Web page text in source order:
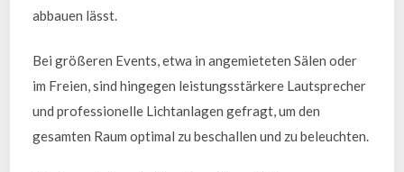
abbauen lässt.
Bei größeren Events, etwa in angemieteten Sälen oder
im Freien, sind hingegen leistungsstärkere Lautsprecher
und professionelle Lichtanlagen gefragt, um den
gesamten Raum optimal zu beschallen und zu beleuchten.